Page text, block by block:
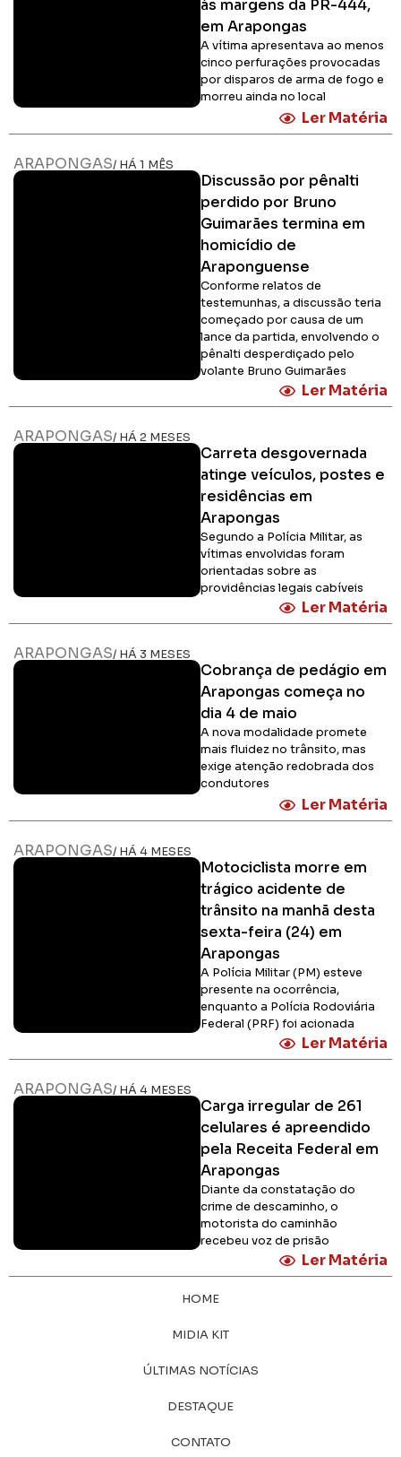
às margens da PR-444,
em Arapongas
A vítima apresentava ao menos
cinco perfurações provocadas
por disparos de arma de fogo e
morreu ainda no local
Ler Matéria
ARAPONGAS/ HÁ 1 MÊS
Discussão por pênalti
perdido por Bruno
Guimarães termina em
homicídio de
Araponguense
Conforme relatos de
testemunhas, a discussão teria
começado por causa de um
lance da partida, envolvendo o
pênalti desperdiçado pelo
volante Bruno Guimarães
Ler Matéria
ARAPONGAS/ HÁ 2 MESES
Carreta desgovernada
atinge veículos, postes e
residências em
Arapongas
Segundo a Polícia Militar, as
vítimas envolvidas foram
orientadas sobre as
providências legais cabíveis
Ler Matéria
ARAPONGAS/ HÁ 3 MESES
Cobrança de pedágio em
Arapongas começa no
dia 4 de maio
A nova modalidade promete
mais fluidez no trânsito, mas
exige atenção redobrada dos
condutores
Ler Matéria
ARAPONGAS/ HÁ 4 MESES
Motociclista morre em
trágico acidente de
trânsito na manhã desta
sexta-feira (24) em
Arapongas
A Polícia Militar (PM) esteve
presente na ocorrência,
enquanto a Polícia Rodoviária
Federal (PRF) foi acionada
Ler Matéria
ARAPONGAS/ HÁ 4 MESES
Carga irregular de 261
celulares é apreendido
pela Receita Federal em
Arapongas
Diante da constatação do
crime de descaminho, o
motorista do caminhão
recebeu voz de prisão
Ler Matéria
HOME
MIDIA KIT
ÚLTIMAS NOTÍCIAS
DESTAQUE
CONTATO